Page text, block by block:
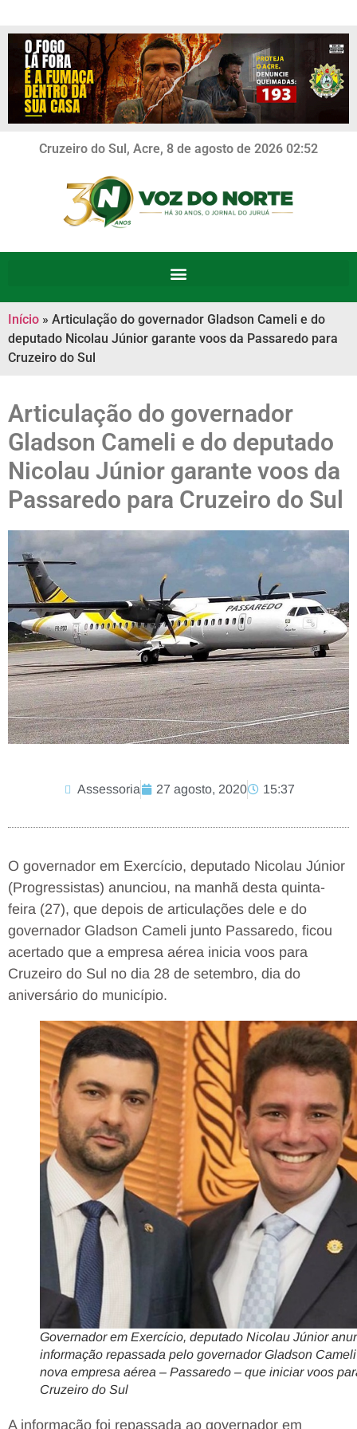
Cruzeiro do Sul, Acre, 8 de agosto de 2026 02:52
Início » Articulação do governador Gladson Cameli e do
deputado Nicolau Júnior garante voos da Passaredo para
Cruzeiro do Sul
Articulação do governador
Gladson Cameli e do deputado
Nicolau Júnior garante voos da
Passaredo para Cruzeiro do Sul
Assessoria 27 agosto, 2020 15:37
O governador em Exercício, deputado Nicolau Júnior
(Progressistas) anunciou, na manhã desta quinta-
feira (27), que depois de articulações dele e do
governador Gladson Cameli junto Passaredo, ficou
acertado que a empresa aérea inicia voos para
Cruzeiro do Sul no dia 28 de setembro, dia do
aniversário do município.
Governador em Exercício, deputado Nicolau Júnior
informação repassada pelo governador Gladson
nova empresa aérea – Passaredo – que iniciar voos
Cruzeiro do Sul
A informação foi repassada ao governador em